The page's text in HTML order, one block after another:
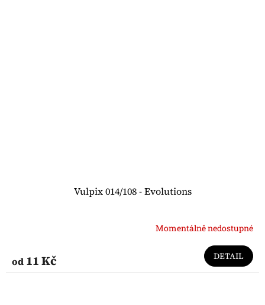
Vulpix 014/108 - Evolutions
Momentálně nedostupné
od 11 Kč DETAIL